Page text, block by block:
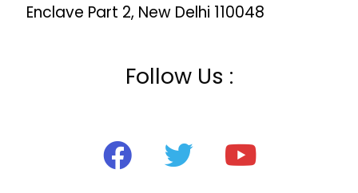
Enclave Part 2, New Delhi 110048
Follow Us :